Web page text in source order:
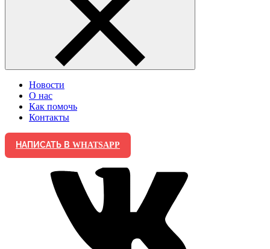
Новости
О нас
Как помочь
Контакты
НАПИСАТЬ В WHATSAPP